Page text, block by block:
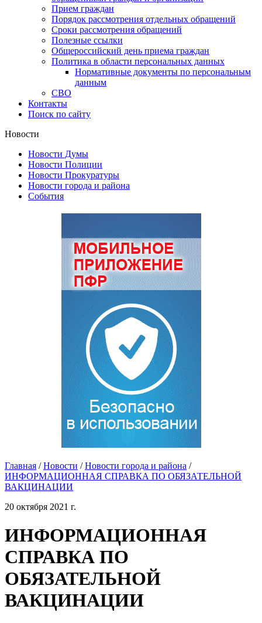
Прием граждан
Порядок рассмотрения отдельных обращений
Сроки рассмотрения обращений
Полезные ссылки
Общероссийский день приема граждан
Политика в области персональных данных
Нормативные документы по персональным
данным
СВО
Контакты
Поиск по сайту
Новости
Новости Думы
Новости Полиции
Новости Прокуратуры
Новости города и района
События
Главная / Новости / Новости города и района /
ИНФОРМАЦИОННАЯ СПРАВКА ПО ОБЯЗАТЕЛЬНОЙ
ВАКЦИНАЦИИ
20 октября 2021 г.
ИНФОРМАЦИОННАЯ
СПРАВКА ПО
ОБЯЗАТЕЛЬНОЙ
ВАКЦИНАЦИИ